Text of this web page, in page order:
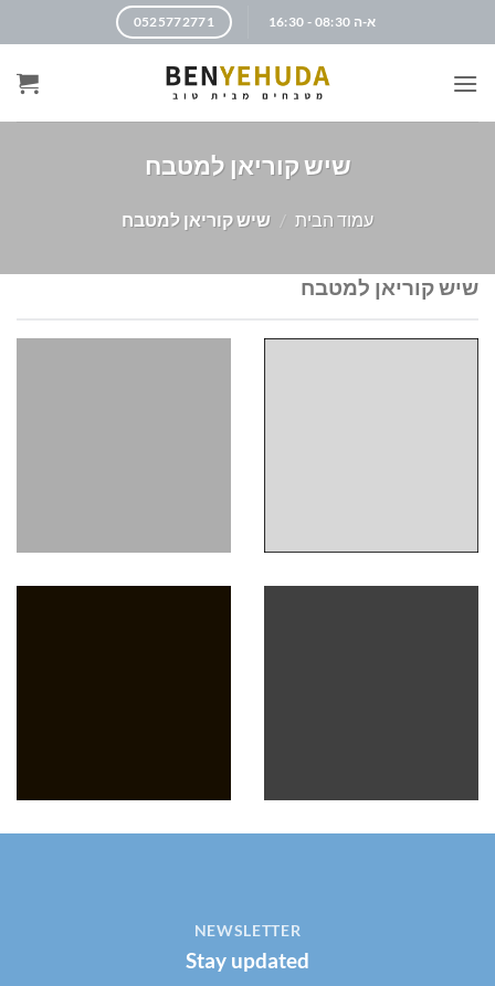
א-ה 08:30 - 16:30 0525772771
שיש קוריאן למטבח
עמוד הבית / שיש קוריאן למטבח
שיש קוריאן למטבח
NEWSLETTER
Stay updated